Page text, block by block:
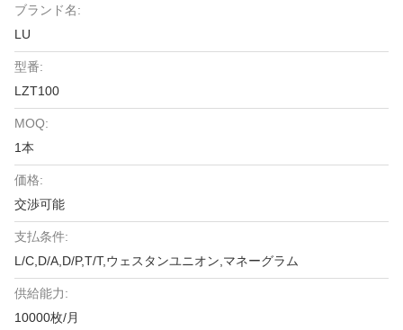
ブランド名:
LU
型番:
LZT100
MOQ:
1本
価格:
交渉可能
支払条件:
L/C,D/A,D/P,T/T,ウェスタンユニオン,マネーグラム
供給能力:
10000枚/月